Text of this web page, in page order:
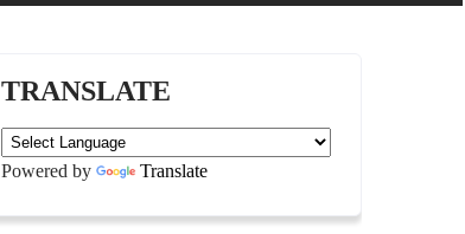
TRANSLATE
Powered by Translate